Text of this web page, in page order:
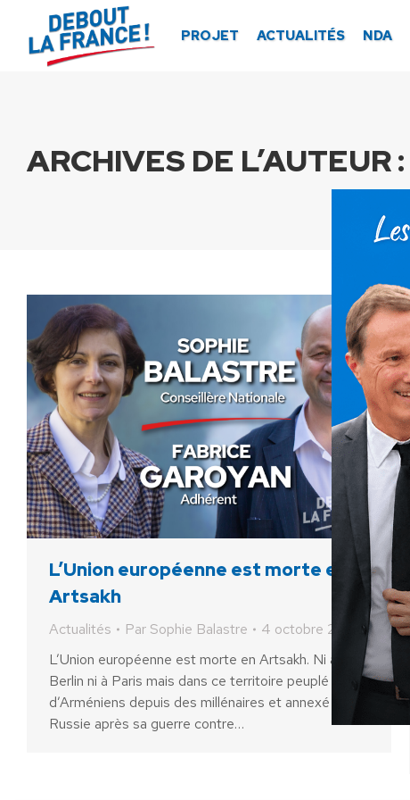
PROJET ACTUALITÉS NDA
ARCHIVES DE L’AUTEUR :
L’Union européenne est morte en
Artsakh
Actualités Par Sophie Balastre
4 octobre 2023
L’Union européenne est morte en Artsakh. Ni à
Berlin ni à Paris mais dans ce territoire peuplé
d’Arméniens depuis des millénaires et annexé par la
Russie après sa guerre contre…
Panneau de gestion des cookies